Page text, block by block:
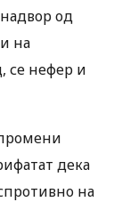
од
на
се нефер и
дека
на